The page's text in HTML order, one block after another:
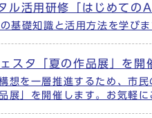
ル活用研修「はじめての
基礎知識と活用方法を学びま
スタ「夏の作品展」を開
想を一層推進するため、市
展」を開催します。お気軽に